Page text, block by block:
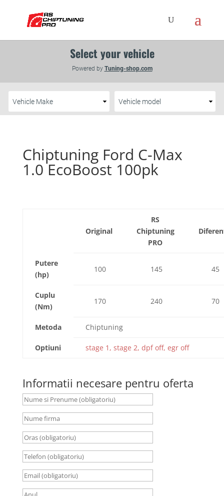
Chiptuning Ford C-Max
1.0 EcoBoost 100pk
Original
RS
Chiptuning
PRO
Putere
(hp)
100 145 45
Cuplu
(Nm)
170 240 70
Metoda Chiptuning
Optiuni stage 1, stage 2, dpf off, egr off
Informatii necesare pentru oferta